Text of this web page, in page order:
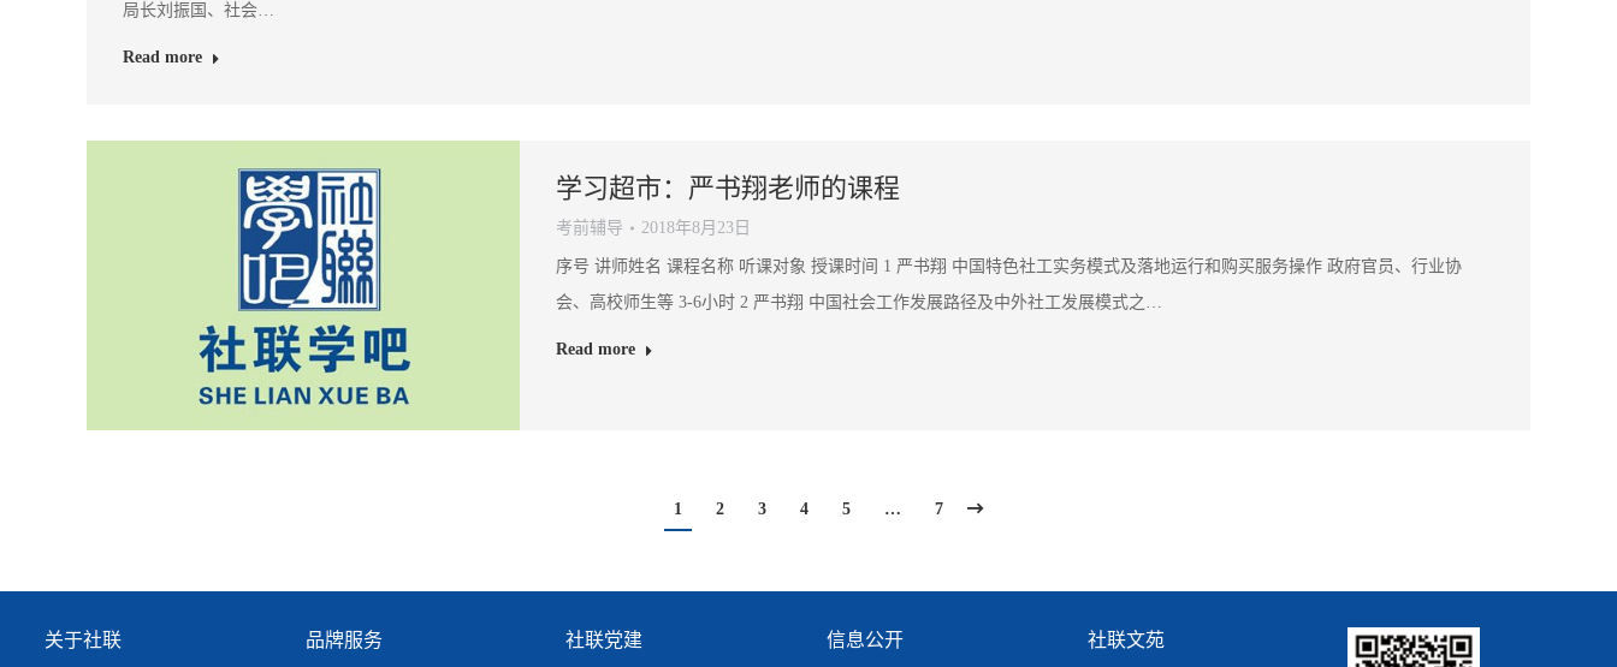
局长刘振国、社会…
Read more
学习超市：严书翔老师的课程
考前辅导 2018年8月23日
序号 讲师姓名 课程名称 听课对象 授课时间 1 严书翔 中国特色社工实务模式及落地运行和购买服务操作 政府官员、行业协
会、高校师生等 3-6小时 2 严书翔 中国社会工作发展路径及中外社工发展模式之…
Read more
1 2 3 4 5 … 7
关于社联 品牌服务 社联党建 信息公开 社联文苑